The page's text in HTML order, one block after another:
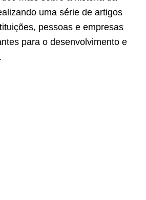
uma série de artigos
pessoas e empresas
para o desenvolvimento e